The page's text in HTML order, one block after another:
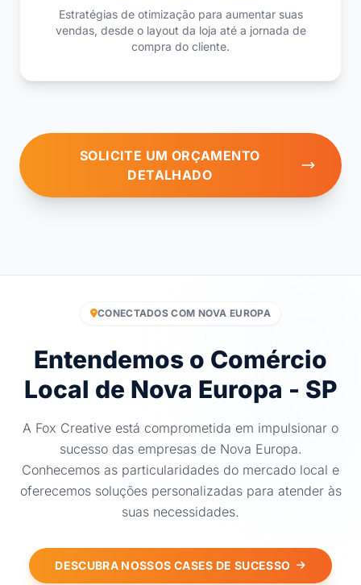
Estratégias de otimização para aumentar suas
vendas, desde o layout da loja até a jornada de
compra do cliente.
SOLICITE UM ORÇAMENTO
DETALHADO
CONECTADOS COM NOVA EUROPA
Entendemos o Comércio
Local de Nova Europa - SP
A Fox Creative está comprometida em impulsionar o
sucesso das empresas de Nova Europa.
Conhecemos as particularidades do mercado local e
oferecemos soluções personalizadas para atender às
suas necessidades.
DESCUBRA NOSSOS CASES DE SUCESSO